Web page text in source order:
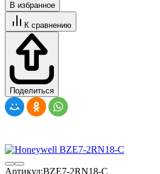
В избранное
К сравнению
Поделиться
Артикул:BZE7-2RN18-C